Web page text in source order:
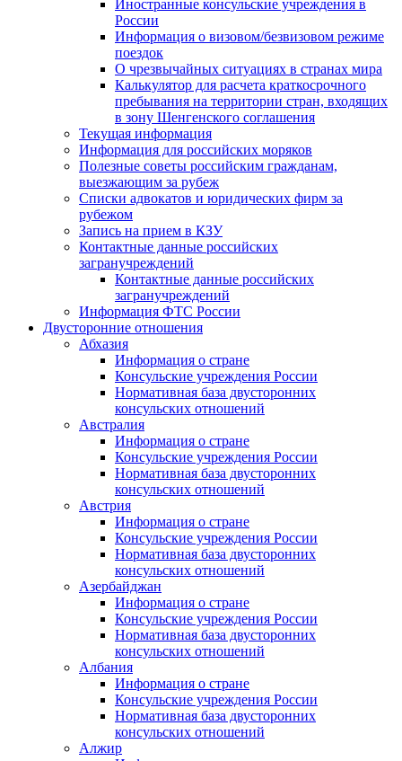
Иностранные консульские учреждения в
России
Информация о визовом/безвизовом режиме
поездок
О чрезвычайных ситуациях в странах мира
Калькулятор для расчета краткосрочного
пребывания на территории стран, входящих
в зону Шенгенского соглашения
Текущая информация
Информация для российских моряков
Полезные советы российским гражданам,
выезжающим за рубеж
Списки адвокатов и юридических фирм за
рубежом
Запись на прием в КЗУ
Контактные данные российских
загранучреждений
Контактные данные российских
загранучреждений
Информация ФТС России
Двусторонние отношения
Абхазия
Информация о стране
Консульские учреждения России
Нормативная база двусторонних
консульских отношений
Австралия
Информация о стране
Консульские учреждения России
Нормативная база двусторонних
консульских отношений
Австрия
Информация о стране
Консульские учреждения России
Нормативная база двусторонних
консульских отношений
Азербайджан
Информация о стране
Консульские учреждения России
Нормативная база двусторонних
консульских отношений
Албания
Информация о стране
Консульские учреждения России
Нормативная база двусторонних
консульских отношений
Алжир